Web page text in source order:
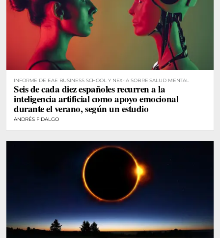
INFORME DE EAE BUSINESS SCHOOL Y NEX·IA SOBRE SALUD MENTAL
Seis de cada diez españoles recurren a la
inteligencia artificial como apoyo emocional
durante el verano, según un estudio
ANDRÉS FIDALGO